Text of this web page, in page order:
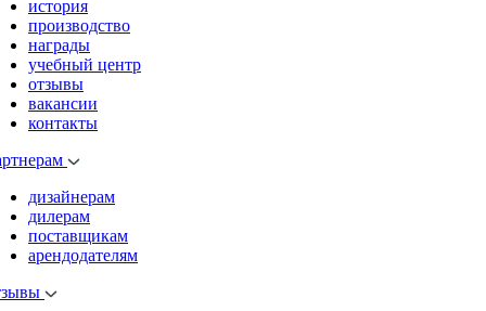
история
производство
награды
учебный центр
отзывы
вакансии
контакты
дизайнерам
дилерам
поставщикам
арендодателям